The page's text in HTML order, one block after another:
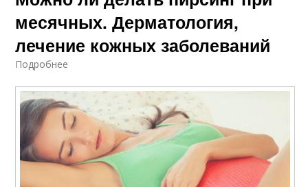
месячных. Дерматология,
лечение кожных заболеваний
Подробнее